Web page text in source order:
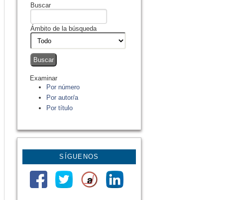
Buscar
Ámbito de la búsqueda
Examinar
Por número
Por autor/a
Por título
SÍGUENOS